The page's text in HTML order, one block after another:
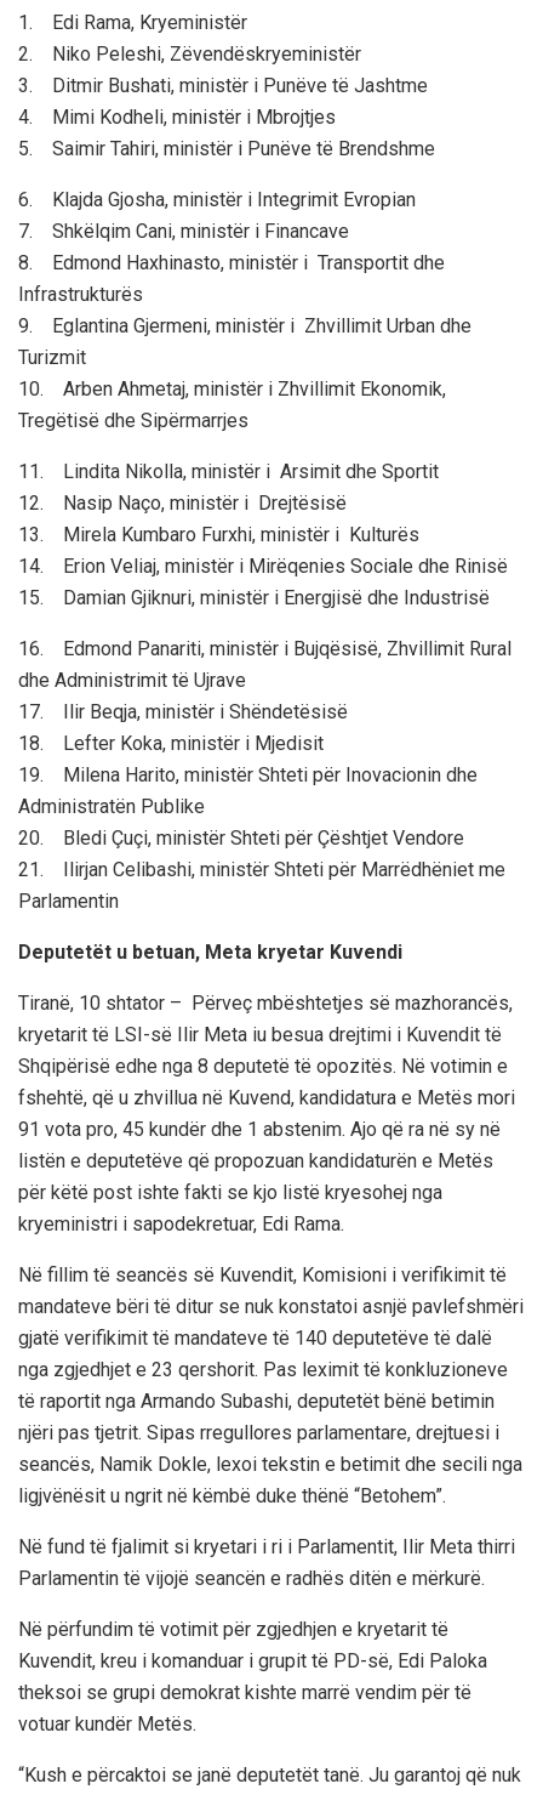
1. Edi Rama, Kryeministër
2. Niko Peleshi, Zëvendëskryeministër
3. Ditmir Bushati, ministër i Punëve të Jashtme
4. Mimi Kodheli, ministër i Mbrojtjes
5. Saimir Tahiri, ministër i Punëve të Brendshme
6. Klajda Gjosha, ministër i Integrimit Evropian
7. Shkëlqim Cani, ministër i Financave
8. Edmond Haxhinasto, ministër i Transportit dhe
Infrastrukturës
9. Eglantina Gjermeni, ministër i Zhvillimit Urban dhe
Turizmit
10. Arben Ahmetaj, ministër i Zhvillimit Ekonomik,
Tregëtisë dhe Sipërmarrjes
11. Lindita Nikolla, ministër i Arsimit dhe Sportit
12. Nasip Naço, ministër i Drejtësisë
13. Mirela Kumbaro Furxhi, ministër i Kulturës
14. Erion Veliaj, ministër i Mirëqenies Sociale dhe Rinisë
15. Damian Gjiknuri, ministër i Energjisë dhe Industrisë
16. Edmond Panariti, ministër i Bujqësisë, Zhvillimit Rural
dhe Administrimit të Ujrave
17. Ilir Beqja, ministër i Shëndetësisë
18. Lefter Koka, ministër i Mjedisit
19. Milena Harito, ministër Shteti për Inovacionin dhe
Administratën Publike
20. Bledi Çuçi, ministër Shteti për Çështjet Vendore
21. Ilirjan Celibashi, ministër Shteti për Marrëdhëniet me
Parlamentin
Deputetët u betuan, Meta kryetar Kuvendi
Tiranë, 10 shtator – Përveç mbështetjes së mazhorancës,
kryetarit të LSI-së Ilir Meta iu besua drejtimi i Kuvendit të
Shqipërisë edhe nga 8 deputetë të opozitës. Në votimin e
fshehtë, që u zhvillua në Kuvend, kandidatura e Metës mori
91 vota pro, 45 kundër dhe 1 abstenim. Ajo që ra në sy në
listën e deputetëve që propozuan kandidaturën e Metës
për këtë post ishte fakti se kjo listë kryesohej nga
kryeministri i sapodekretuar, Edi Rama.
Në fillim të seancës së Kuvendit, Komisioni i verifikimit të
mandateve bëri të ditur se nuk konstatoi asnjë pavlefshmëri
gjatë verifikimit të mandateve të 140 deputetëve të dalë
nga zgjedhjet e 23 qershorit. Pas leximit të konkluzioneve
të raportit nga Armando Subashi, deputetët bënë betimin
njëri pas tjetrit. Sipas rregullores parlamentare, drejtuesi i
seancës, Namik Dokle, lexoi tekstin e betimit dhe secili nga
ligjvënësit u ngrit në këmbë duke thënë “Betohem”.
Në fund të fjalimit si kryetari i ri i Parlamentit, Ilir Meta thirri
Parlamentin të vijojë seancën e radhës ditën e mërkurë.
Në përfundim të votimit për zgjedhjen e kryetarit të
Kuvendit, kreu i komanduar i grupit të PD-së, Edi Paloka
theksoi se grupi demokrat kishte marrë vendim për të
votuar kundër Metës.
“Kush e përcaktoi se janë deputetët tanë. Ju garantoj që nuk